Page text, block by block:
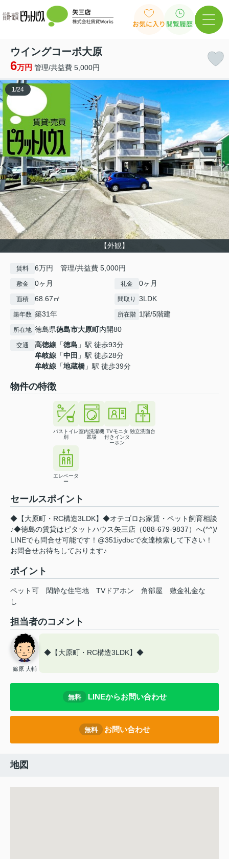
お気に入り 閲覧履歴
ウイングコーポ大原
6万円 管理/共益費 5,000円
【外観】
1/24
賃料 6万円 管理/共益費 5,000円
敷金 0ヶ月 礼金 0ヶ月
面積 68.67㎡ 間取り 3LDK
築年数 築31年 所在階 1階/5階建
所在地 徳島県徳島市大原町内開80
交通 高徳線 「徳島 」駅 徒歩93分
牟岐線 「中田 」駅 徒歩28分
牟岐線 「地蔵橋 」駅 徒歩39分
物件の特徴
バストイレ
別
室内洗濯機
置場
TVモニタ
付きインタ
ーホン
独立洗面台
エレベータ
ー
セールスポイント
◆【大原町・RC構造3LDK】◆オテゴロお家賃・ペット飼育相談
♪◆徳島の賃貸はピタットハウス矢三店（088-679-9837）へ(^^)/
LINEでも問合せ可能です！@351iydbcで友達検索して下さい！
お問合せお待ちしております♪
ポイント
ペット可 閑静な住宅地 TVドアホン 角部屋
敷金礼金な
し
担当者のコメント
篠原 大輔
◆【大原町・RC構造3LDK】◆
無料 LINEからお問い合わせ
無料 お問い合わせ
地図